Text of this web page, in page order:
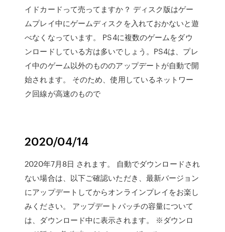
イドカードって売ってますか？ ディスク版はゲー
ムプレイ中にゲームディスクを入れておかないと遊
べなくなっています。 PS4に複数のゲームをダウ
ンロードしている方は多いでしょう。PS4は、プレ
イ中のゲーム以外のもののアップデートが自動で開
始されます。 そのため、使用しているネットワー
ク回線が高速のもので
2020/04/14
2020年7月8日 されます。 自動でダウンロードされ
ない場合は、以下ご確認いただき、最新バージョン
にアップデートしてからオンラインプレイをお楽し
みください。 アップデートパッチの容量について
は、ダウンロード中に表示されます。 ※ダウンロ